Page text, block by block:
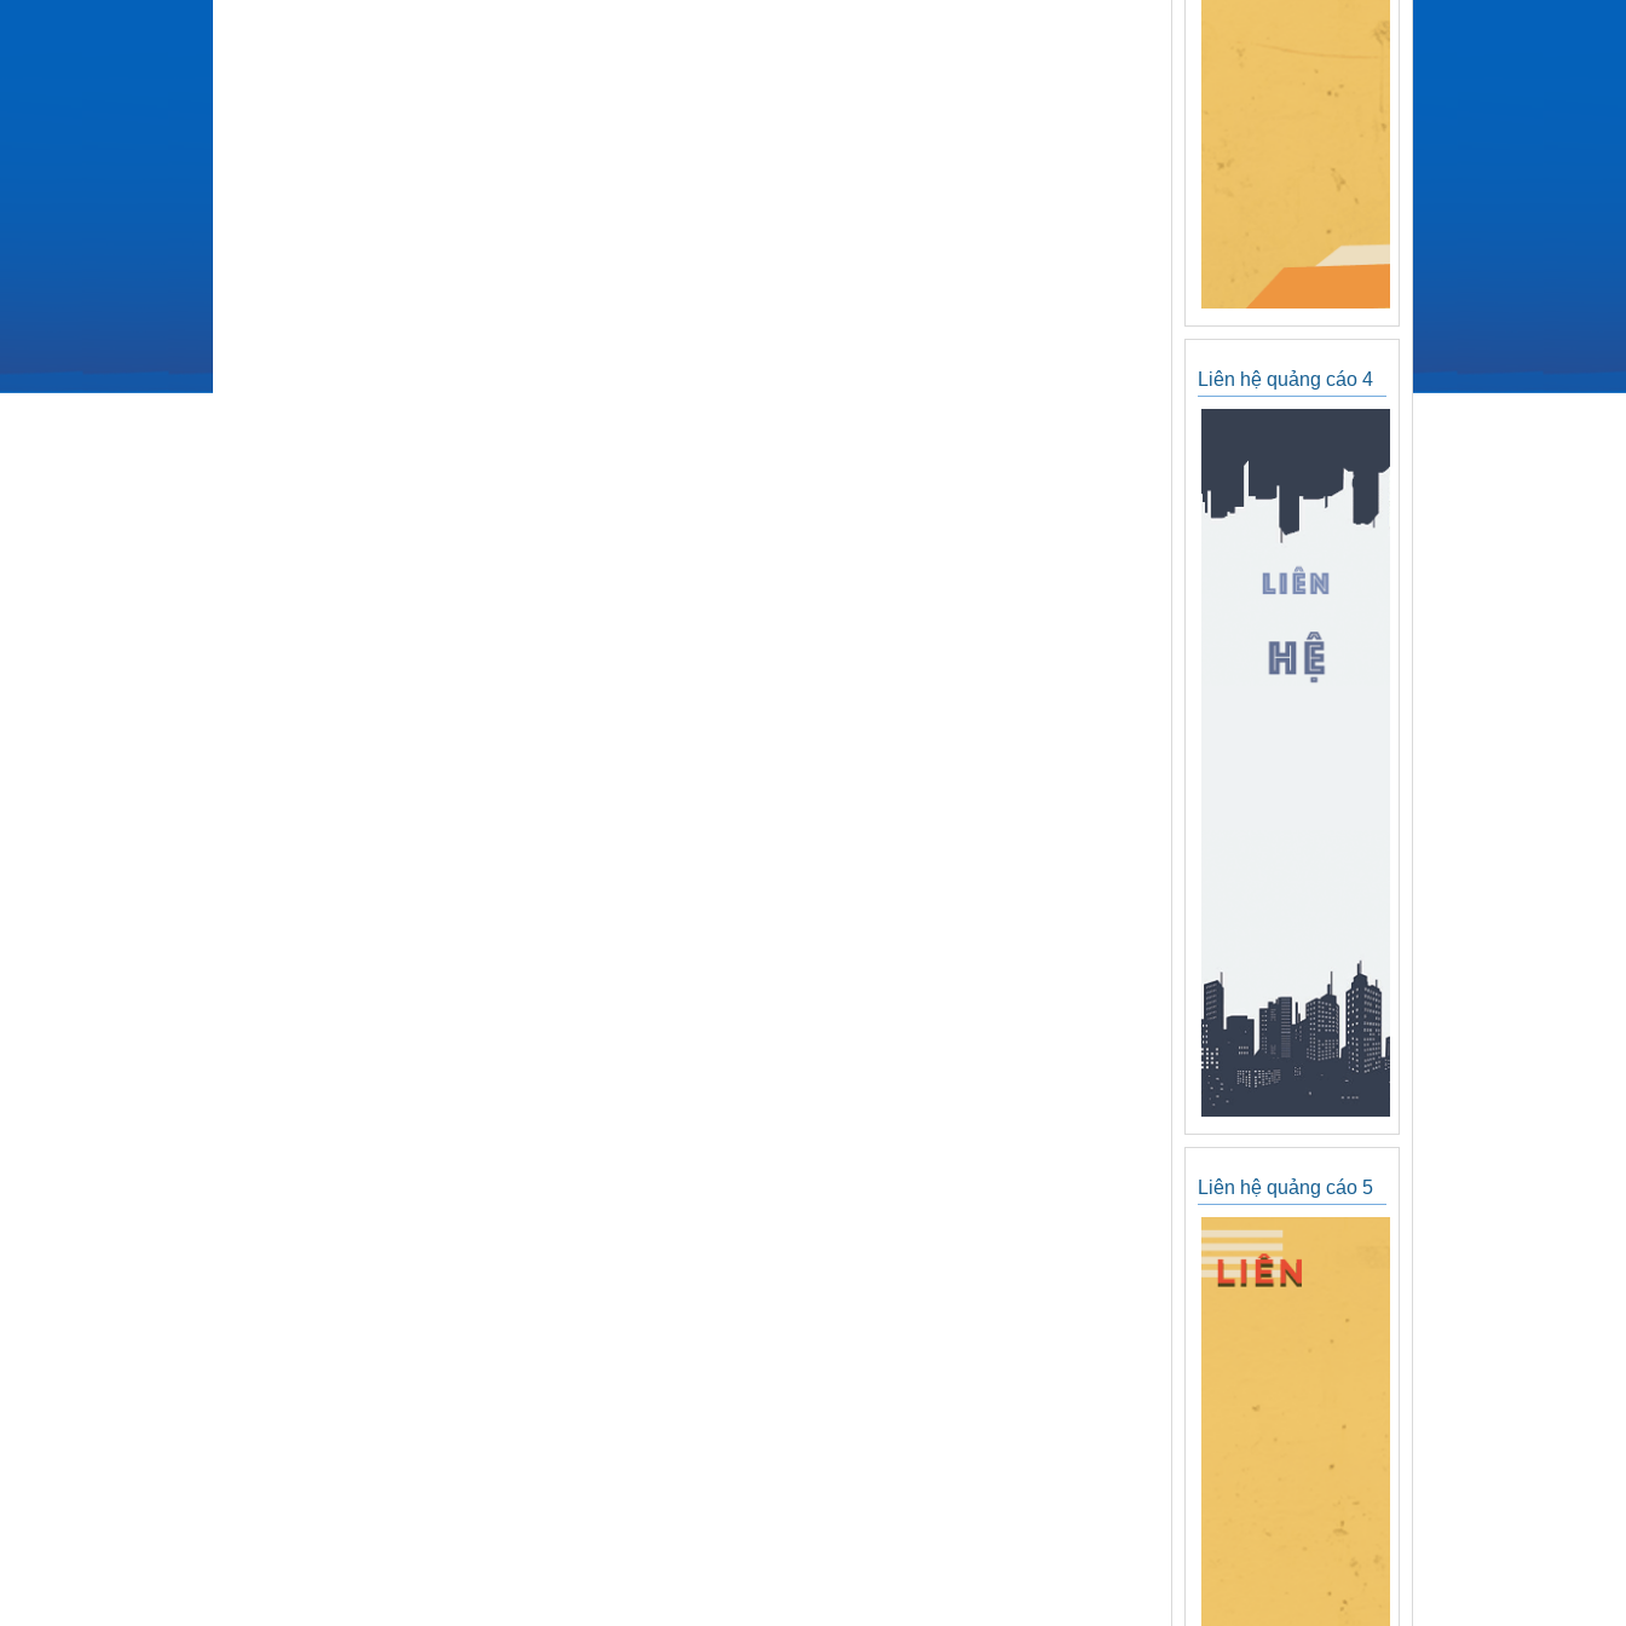
Liên hệ quảng cáo 4
Liên hệ quảng cáo 5